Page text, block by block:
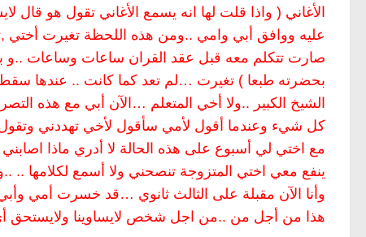
الأغاني ( واذا قلت لها انه يسمع الأغاني تقول هو
عليه ووافق أبي وامي ..ومن هذه اللحظة تغيرت أختي
صارت تتكلم معه قبل عقد القران ساعات وساعات ..و
بحضرته طبعا ) تغيرت …لم تعد كما كانت .. عندها
الشيخ الكبير ..ولا أخي المتعلم …الآن أبي مع هذه
كل شيء وعندما أقول لأمي سأقول لأخي تهددني
مع اختي لي أسبوع على هذه الحالة لا أدري ماذا
ينفع معي اختي المتزوجة تنصحني ولا أسمع لكلامها ..
وأنا الآن مقبلة على الثالث ثانوي …قد خسرت أمي
هذا من أجل من ..من اجل شخص لايساوينا ولايستحق